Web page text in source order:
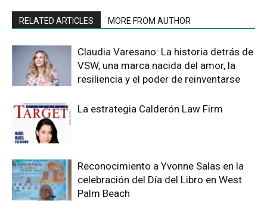
RELATED ARTICLES MORE FROM AUTHOR
Claudia Varesano: La historia detrás de
VSW, una marca nacida del amor, la
resiliencia y el poder de reinventarse
La estrategia Calderón Law Firm
Reconocimiento a Yvonne Salas en la
celebración del Día del Libro en West
Palm Beach